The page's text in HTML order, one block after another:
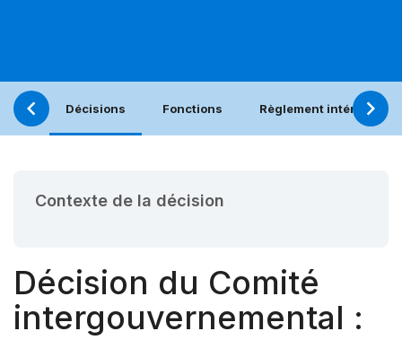
Décisions Fonctions Règlement intérieur
Contexte de la décision
Décision du Comité
intergouvernemental :